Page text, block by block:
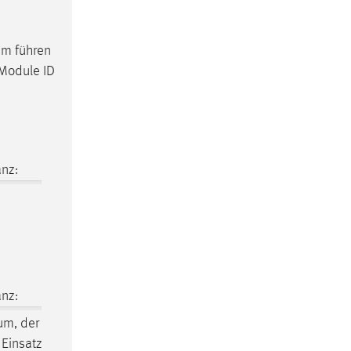
führen
ID
, der